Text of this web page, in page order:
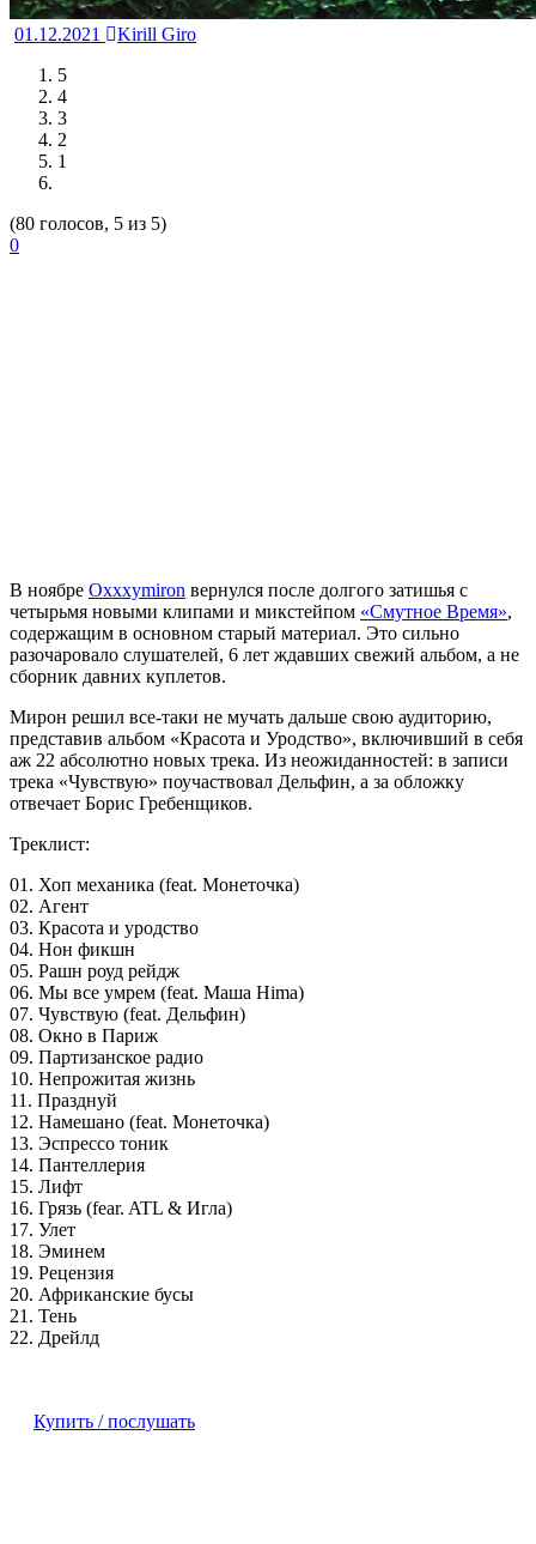
01.12.2021
Kirill Giro
5
4
3
2
1
(80 голосов, 5 из 5)
0
В ноябре Oxxxymiron вернулся после долгого затишья с
четырьмя новыми клипами и микстейпом «Смутное Время»,
содержащим в основном старый материал. Это сильно
разочаровало слушателей, 6 лет ждавших свежий альбом, а не
сборник давних куплетов.
Мирон решил все-таки не мучать дальше свою аудиторию,
представив альбом «Красота и Уродство», включивший в себя
аж 22 абсолютно новых трека. Из неожиданностей: в записи
трека «Чувствую» поучаствовал Дельфин, а за обложку
отвечает Борис Гребенщиков.
Треклист:
01. Хоп механика (feat. Монеточка)
02. Агент
03. Красота и уродство
04. Нон фикшн
05. Рашн роуд рейдж
06. Мы все умрем (feat. Маша Hima)
07. Чувствую (feat. Дельфин)
08. Окно в Париж
09. Партизанское радио
10. Непрожитая жизнь
11. Празднуй
12. Намешано (feat. Монеточка)
13. Эспрессо тоник
14. Пантеллерия
15. Лифт
16. Грязь (fear. ATL & Игла)
17. Улет
18. Эминем
19. Рецензия
20. Африканские бусы
21. Тень
22. Дрейлд
Купить / послушать